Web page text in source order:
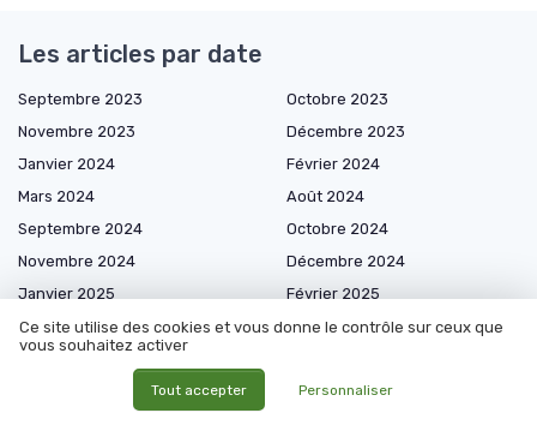
Les articles par date
Septembre 2023
Octobre 2023
Novembre 2023
Décembre 2023
Janvier 2024
Février 2024
Mars 2024
Août 2024
Septembre 2024
Octobre 2024
Novembre 2024
Décembre 2024
Janvier 2025
Février 2025
Mars 2025
Avril 2025
Août 2025
Ce site utilise des cookies et vous donne le contrôle sur ceux que
vous souhaitez activer
Tout accepter Personnaliser